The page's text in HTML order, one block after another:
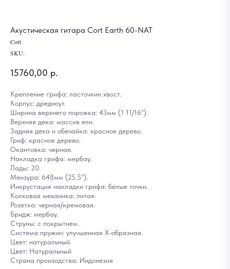
Акустическая гитара Cort Earth 60-NAT
Cort
SKU:
15760,00 р.
Крепление грифа: ласточкин хвост.
Корпус: дредноут.
Ширина верхнего порожка: 43мм (1 11/16").
Верхняя дека: массив ели.
Задняя дека и обечайка: красное дерево.
Гриф: красное дерево.
Окантовка: черная.
Накладка грифа: мербау.
Лады: 20.
Мензура: 648мм (25.5").
Инкрустация накладки грифа: белые точки.
Колковая механика: литая.
Розетка: черная/кремовая.
Бридж: мербау.
Струны: с покрытием.
Система пружин: улучшенная X-образная.
Цвет: натуральный.
Цвет: Натуральный
Страна произодства: Индонезия